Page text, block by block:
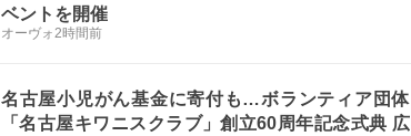
ベントを開催
オーヴォ 2時間前
名古屋小児がん基金に寄付も…ボランティア団体
「名古屋キワニスクラブ」創立60周年記念式典 広